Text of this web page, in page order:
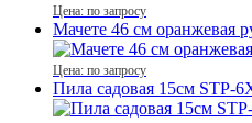
Цена: по запросу
Мачете 46 см оранжевая
Цена: по запросу
Пила садовая 15см STP-